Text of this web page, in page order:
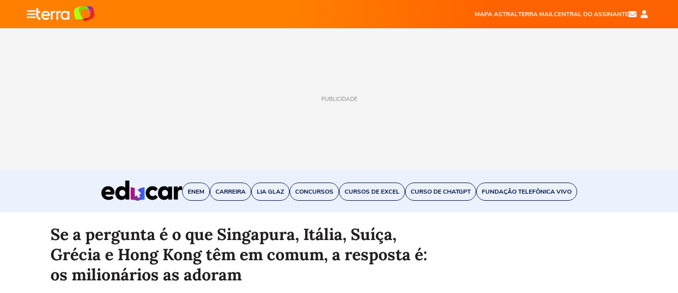
MAPA ASTRALTERRA MAILCENTRAL DO ASSINANTE
PUBLICIDADE
ENEM CARREIRA LIA GLAZ CONCURSOS CURSOS DE EXCEL CURSO DE CHATGPT FUNDAÇÃO TELEFÔNICA VIVO
Se a pergunta é o que Singapura, Itália, Suíça,
Grécia e Hong Kong têm em comum, a resposta é:
os milionários as adoram